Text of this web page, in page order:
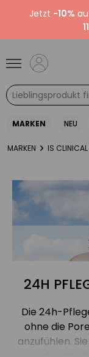
Jetzt -10%
MARKEN NEU
MARKEN IS CLINICAL
24H
Die 24h-
ohne die
anzufühlen.